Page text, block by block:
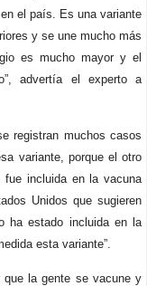
el país. Es una variante
y se une mucho más
es mucho mayor y el
advertía el experto a
registran muchos casos
variante, porque el otro
fue incluida en la vacuna
Unidos que sugieren
ha estado incluida en la
esta variante”.
que la gente se vacune y